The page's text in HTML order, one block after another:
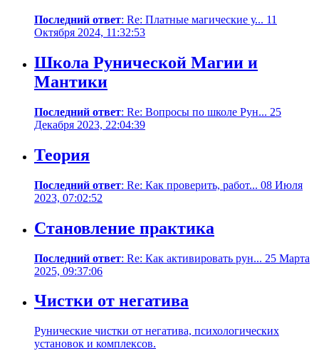
Последний ответ: Re: Платные магические у... 11
Октября 2024, 11:32:53
Школа Рунической Магии и
Мантики
Последний ответ: Re: Вопросы по школе Рун... 25
Декабря 2023, 22:04:39
Теория
Последний ответ: Re: Как проверить, работ... 08 Июля
2023, 07:02:52
Становление практика
Последний ответ: Re: Как активировать рун... 25 Марта
2025, 09:37:06
Чистки от негатива
Рунические чистки от негатива, психологических
установок и комплексов.